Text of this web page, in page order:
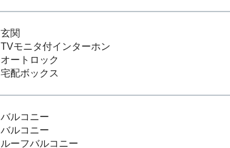
玄関
TVモニタ付インターホン
オートロック
宅配ボックス
バルコニー
バルコニー
ルーフバルコニー